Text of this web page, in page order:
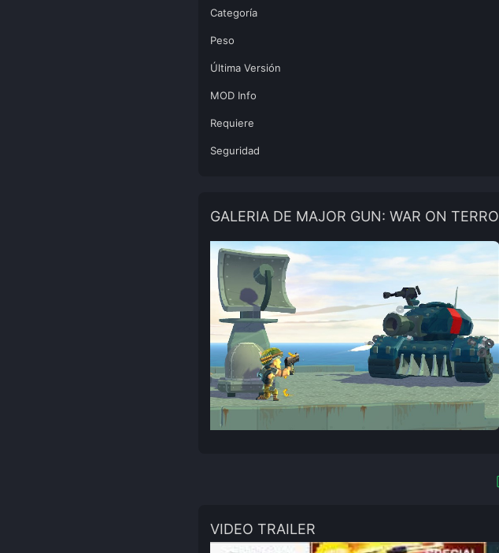
Categoría
Peso
Última Versión
MOD Info
Requiere
Seguridad
GALERIA DE MAJOR GUN: WAR ON
VIDEO TRAILER